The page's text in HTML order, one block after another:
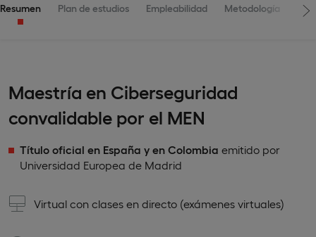
Resumen Plan de estudios Empleabilidad Metodología
Maestría en Ciberseguridad
convalidable por el MEN
Título oficial en España y en Colombia emitido por
Universidad Europea de Madrid
Virtual con clases en directo (exámenes virtuales)